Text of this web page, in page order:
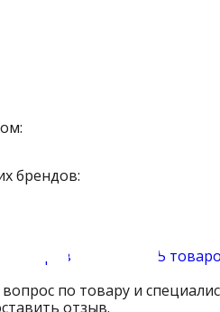
брендов:
товаров
5
по товару и
отзыв.